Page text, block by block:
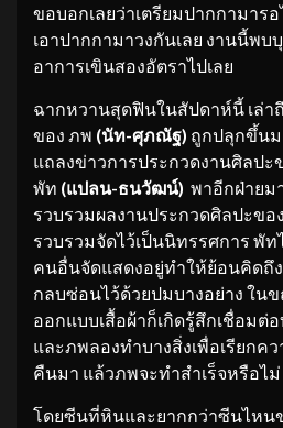
ขอบอกเลยว่าเตรียมปากกามาร
เอาปากกามาวงกันเลย งานนี้พ
อาการเขินสองอัตราไปเลย
ฉากหวานสุดฟินในสัปดาห์นี้ เล่า
ของ ภพ (นัท-ศุภณัฐ) ถูกปลุกขึ้นม
แถลงข่าวการประกวดงานศิลปะ
พัท (แปลน-ธนวัฒน์) พาอีกฝ่ายม
รวบรวมผลงานประกวดศิลปะขอ
รวบรวมจัดไว้เป็นนิทรรศการ พั
คนอื่นจัดแสดงอยู่ทำให้ย้อนคิดถึ
กลบซ่อนไว้ด้วยปมบางอย่าง ใน
ออกแบบเสื้อผ้าก็เกิดรู้สึกเชื่อมต่อ
และภพลองทำบางสิ่งเพื่อเรียกค
คืนมา แล้วภพจะทำสำเร็จหรือไม่
โดยซีนที่หินและยากกว่าซีนไหน